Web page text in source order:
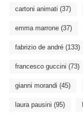
cartoni animati (37)
emma marrone(37)
fabrizio de andré(133)
francesco guccini (73)
gianni morandi (45)
laura pausini (95)